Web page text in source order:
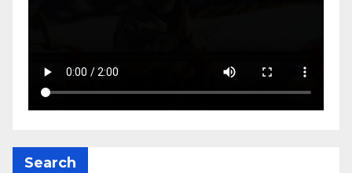
Search